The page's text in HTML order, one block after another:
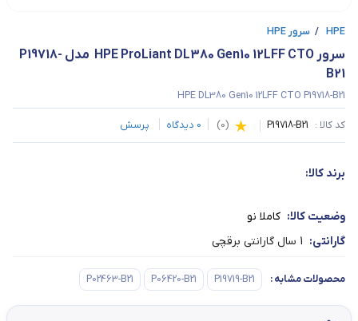
HPE
/ سرور HPE
سرور HPE ProLiant DL380 Gen10 12LFF CTO  مدل P19718-
B21
HPE DL380 Gen10 12LFF CTO P19718-B21
کد کالا : P19718-B21
(
0
)
0 دیدگاه پرسش
برند کالا:
وضعیت کالا: کاملا نو
گارانتی: 1 سال گارانتی برقچی
محصولات مشابه:
P19719-B21
P06420-B21
P02463-B21